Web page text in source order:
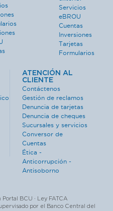
Servicios
eBROU
Cuentas
Inversiones
Tarjetas
Formularios
ATENCIÓN AL
CLIENTE
Contáctenos
Gestión de reclamos
Denuncia de tarjetas
Denuncia de cheques
Sucursales y servicios
Conversor de
Cuentas
Ética -
Anticorrupción -
Antisoborno
BCU · Ley FATCA
por el Banco Central del